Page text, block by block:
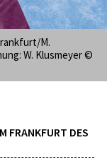
M.
W. Klusmeyer ©
FRANKFURT DES